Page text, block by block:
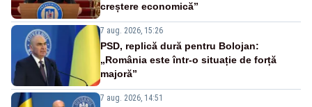
creștere economică”
7 aug. 2026, 15:26
PSD, replică dură pentru Bolojan:
„România este într-o situație de forță
majoră”
7 aug. 2026, 14:51